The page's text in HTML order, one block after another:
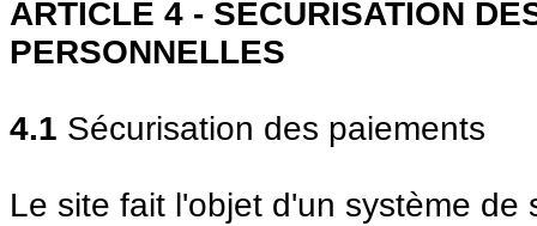
ARTICLE 4 - SECURISATION
PERSONNELLES
4.1 Sécurisation des paiements
Le site fait l'objet d'un système de